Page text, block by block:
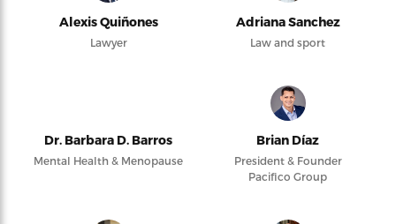
Alexis Quiñones
Lawyer
Adriana Sanchez
Law and sport
Dr. Barbara D. Barros
Mental Health & Menopause
Brian Díaz
President & Founder
Pacifico Group